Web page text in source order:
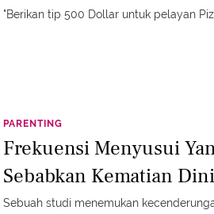
"Berikan tip 500 Dollar untuk pelayan
PARENTING
Frekuensi Menyusui
Sebabkan Kematian
Sebuah studi menemukan